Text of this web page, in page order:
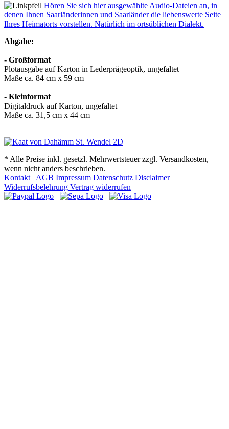
Hören Sie sich hier ausgewählte Audio-Dateien an, in
denen Ihnen Saarländerinnen und Saarländer die liebenswerte Seite
Ihres Heimatorts vorstellen. Natürlich im ortsüblichen Dialekt.
Abgabe:
- Großformat
Plotausgabe auf Karton in Lederprägeoptik, ungefaltet
Maße ca. 84 cm x 59 cm
- Kleinformat
Digitaldruck auf Karton, ungefaltet
Maße ca. 31,5 cm x 44 cm
* Alle Preise inkl. gesetzl. Mehrwertsteuer zzgl. Versandkosten,
wenn nicht anders beschrieben.
Kontakt
AGB Impressum Datenschutz Disclaimer
Widerrufsbelehrung Vertrag widerrufen